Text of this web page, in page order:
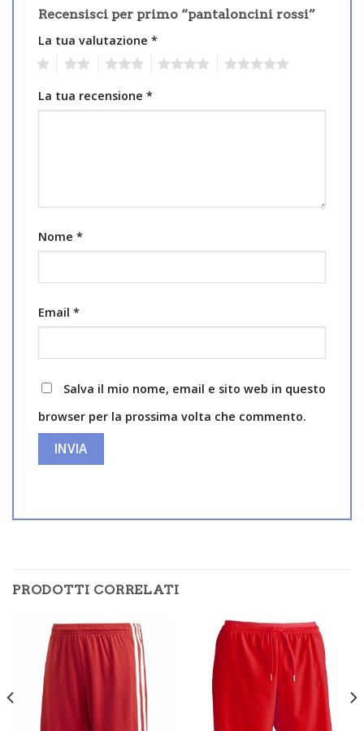
Recensisci per primo “pantaloncini rossi”
La tua valutazione *
La tua recensione *
Nome *
Email *
Salva il mio nome, email e sito web in questo
browser per la prossima volta che commento.
PRODOTTI CORRELATI